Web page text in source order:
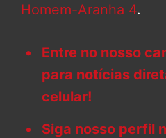
Homem-Aranha 4.
Entre no nosso
para notícias
celular!
Siga nosso perfil